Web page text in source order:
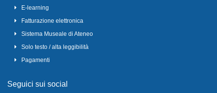
E-learning
Fatturazione elettronica
Sistema Museale di Ateneo
Solo testo / alta leggibilità
Pagamenti
Seguici sui social